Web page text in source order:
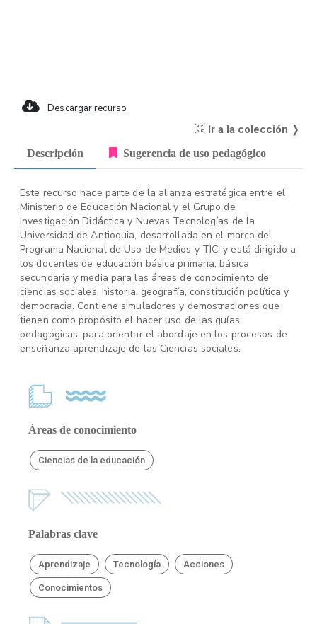
Descargar recurso
Ir a la colección ❭
Descripción Sugerencia de uso pedagógico
Este recurso hace parte de la alianza estratégica entre el
Ministerio de Educación Nacional y el Grupo de
Investigación Didáctica y Nuevas Tecnologías de la
Universidad de Antioquia, desarrollada en el marco del
Programa Nacional de Uso de Medios y TIC; y está dirigido a
los docentes de educación básica primaria, básica
secundaria y media para las áreas de conocimiento de
ciencias sociales, historia, geografía, constitución política y
democracia. Contiene simuladores y demostraciones que
tienen como propósito el hacer uso de las guías
pedagógicas, para orientar el abordaje en los procesos de
enseñanza aprendizaje de las Ciencias sociales.
Áreas de conocimiento
Ciencias de la educación
Palabras clave
Aprendizaje Tecnología Acciones
Conocimientos